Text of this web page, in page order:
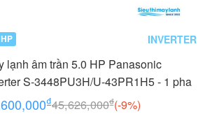
INVERTER
lạnh âm trần 5.0 HP Panasonic
S-3448PU3H/U-43PR1H5 - 1 pha
₫45,626,000₫(-9%)